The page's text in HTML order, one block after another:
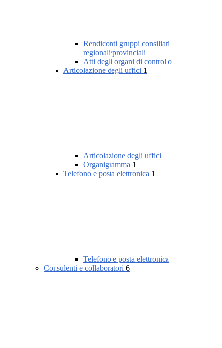
Rendiconti gruppi consiliari
regionali/provinciali
Atti degli organi di controllo
Articolazione degli uffici 1
Articolazione degli uffici
Organigramma 1
Telefono e posta elettronica 1
Telefono e posta elettronica
Consulenti e collaboratori 6